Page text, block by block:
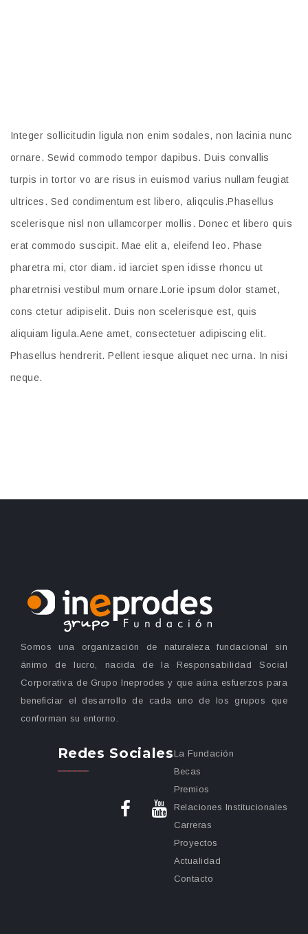
Integer sollicitudin ligula non enim sodales, non lacinia nunc
ornare. Sewid commodo tempor dapibus. Duis convallis
turpis in tortor vo are risus in euismod varius nullam feugiat
ultrices. Sed condimentum est libero, aliqculis.Phasellus
scelerisque nisl non ullamcorper mollis. Donec et libero quis
erat commodo suscipit. Mae elit a, eleifend leo. Phase
pharetra mi, ctor diam. id iarciet spen idisse rhoncu ut
pharetrnisi vestibul mum ornare.Lorie ipsum dolor stamet,
cons ctetur adipiselit. Duis non scelerisque est, quis
aliquiam ligula.Aene amet, consectetuer adipiscing elit.
Phasellus hendrerit. Pellent iesque aliquet nec urna. In nisi
neque.
Somos una organización de naturaleza fundacional sin
ánimo de lucro, nacida de la Responsabilidad Social
Corporativa de Grupo Ineprodes y que aúna esfuerzos para
beneficiar el desarrollo de cada uno de los grupos que
conforman su entorno.
La Fundación
Becas
Premios
Relaciones Institucionales
Carreras
Proyectos
Actualidad
Contacto
Redes Sociales